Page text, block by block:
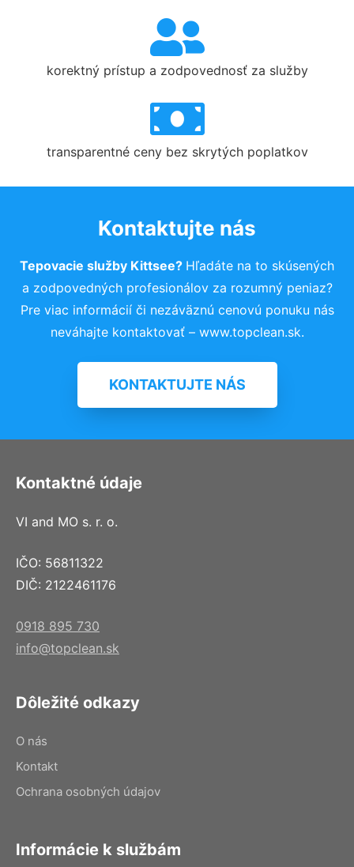
korektný prístup a zodpovednosť za služby
transparentné ceny bez skrytých poplatkov
Kontaktujte nás
Tepovacie služby Kittsee? Hľadáte na to skúsených
a zodpovedných profesionálov za rozumný peniaz?
Pre viac informácií či nezáväznú cenovú ponuku nás
neváhajte kontaktovať – www.topclean.sk.
KONTAKTUJTE NÁS
Kontaktné údaje
VI and MO s. r. o.
IČO: 56811322
DIČ: 2122461176
0918 895 730
info@topclean.sk
Dôležité odkazy
O nás
Kontakt
Ochrana osobných údajov
Informácie k službám